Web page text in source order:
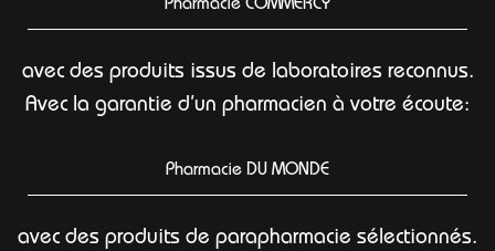
Pharmacie COMMERCY
avec des produits issus de laboratoires reconnus.
Avec la garantie d’un pharmacien à votre écoute:
Pharmacie DU MONDE
avec des produits de parapharmacie sélectionnés.